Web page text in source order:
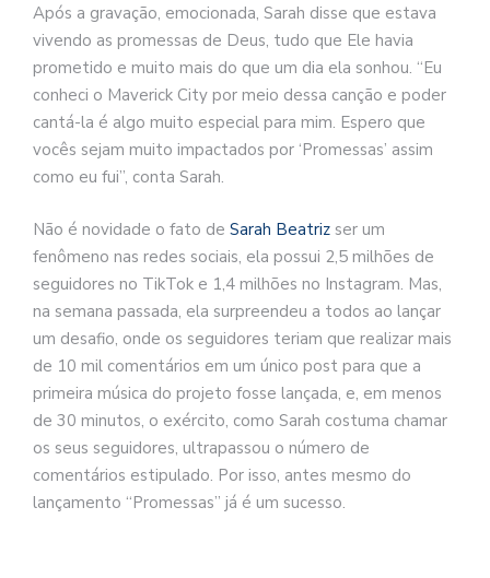
Após a gravação, emocionada, Sarah disse que estava
vivendo as promessas de Deus, tudo que Ele havia
prometido e muito mais do que um dia ela sonhou. “Eu
conheci o Maverick City por meio dessa canção e poder
cantá-la é algo muito especial para mim. Espero que
vocês sejam muito impactados por ‘Promessas’ assim
como eu fui”, conta Sarah.
Não é novidade o fato de Sarah Beatriz ser um
fenômeno nas redes sociais, ela possui 2,5 milhões de
seguidores no TikTok e 1,4 milhões no Instagram. Mas,
na semana passada, ela surpreendeu a todos ao lançar
um desafio, onde os seguidores teriam que realizar mais
de 10 mil comentários em um único post para que a
primeira música do projeto fosse lançada, e, em menos
de 30 minutos, o exército, como Sarah costuma chamar
os seus seguidores, ultrapassou o número de
comentários estipulado. Por isso, antes mesmo do
lançamento “Promessas” já é um sucesso.